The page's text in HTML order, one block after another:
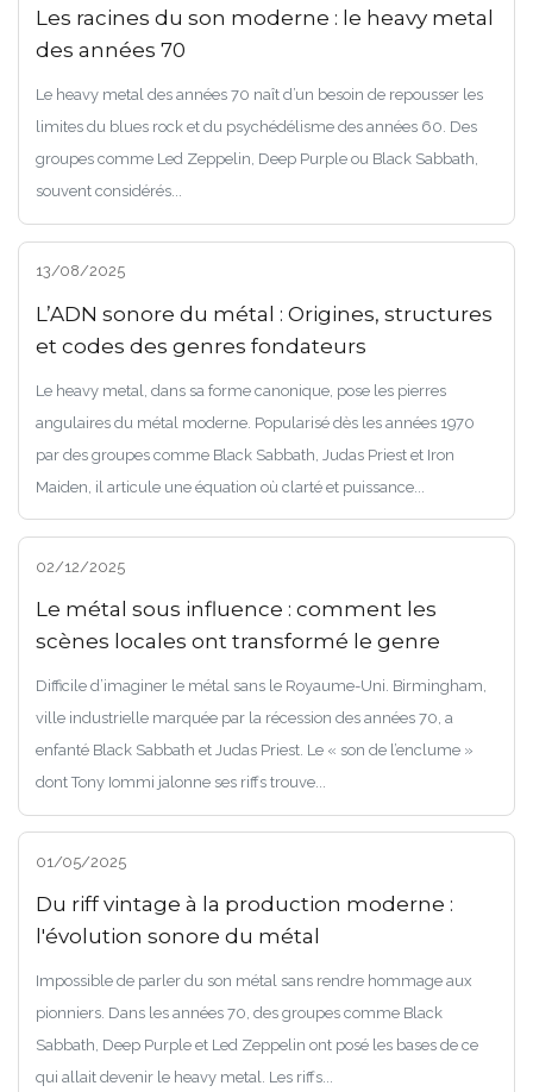
Les racines du son moderne : le heavy metal
des années 70
Le heavy metal des années 70 naît d’un besoin de repousser les
limites du blues rock et du psychédélisme des années 60. Des
groupes comme Led Zeppelin, Deep Purple ou Black Sabbath,
souvent considérés...
13/08/2025
L’ADN sonore du métal : Origines, structures
et codes des genres fondateurs
Le heavy metal, dans sa forme canonique, pose les pierres
angulaires du métal moderne. Popularisé dès les années 1970
par des groupes comme Black Sabbath, Judas Priest et Iron
Maiden, il articule une équation où clarté et puissance...
02/12/2025
Le métal sous influence : comment les
scènes locales ont transformé le genre
Difficile d’imaginer le métal sans le Royaume-Uni. Birmingham,
ville industrielle marquée par la récession des années 70, a
enfanté Black Sabbath et Judas Priest. Le « son de l’enclume »
dont Tony Iommi jalonne ses riffs trouve...
01/05/2025
Du riff vintage à la production moderne :
l'évolution sonore du métal
Impossible de parler du son métal sans rendre hommage aux
pionniers. Dans les années 70, des groupes comme Black
Sabbath, Deep Purple et Led Zeppelin ont posé les bases de ce
qui allait devenir le heavy metal. Les riffs...